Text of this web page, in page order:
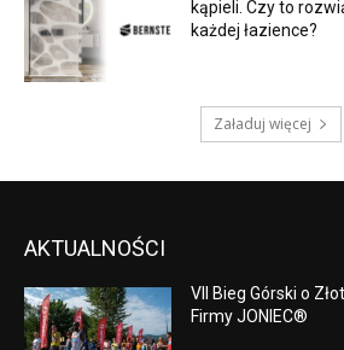
kąpieli. Czy to
każdej łazience?
Załaduj więcej
AKTUALNOŚCI
VII Bieg Górski o
Firmy JONIEC®